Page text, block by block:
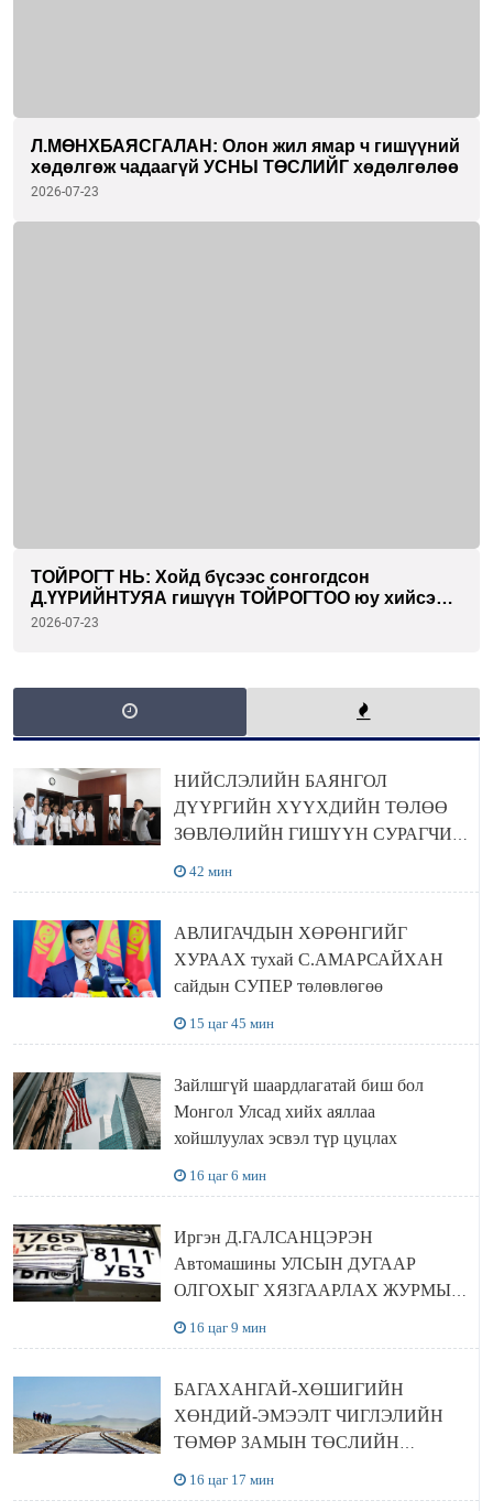
Л.МӨНХБАЯСГАЛАН: Олон жил ямар ч гишүүний
хөдөлгөж чадаагүй УСНЫ ТӨСЛИЙГ хөдөлгөлөө
2026-07-23
ТОЙРОГТ НЬ: Хойд бүсээс сонгогдсон
Д.ҮҮРИЙНТУЯА гишүүн ТОЙРОГТОО юу хийсэн
бэ...
2026-07-23
НИЙСЛЭЛИЙН БАЯНГОЛ
ДҮҮРГИЙН ХҮҮХДИЙН ТӨЛӨӨ
ЗӨВЛӨЛИЙН ГИШҮҮН СУРАГЧИД
42 мин
АВЛИГАЧДЫН ХӨРӨНГИЙГ
ХУРААХ тухай С.АМАРСАЙХАН
сайдын СУПЕР төлөвлөгөө
15 цаг 45 мин
Зайлшгүй шаардлагатай биш бол
Монгол Улсад хийх аяллаа
хойшлуулах эсвэл түр цуцлах
16 цаг 6 мин
Иргэн Д.ГАЛСАНЦЭРЭН
Автомашины УЛСЫН ДУГААР
ОЛГОХЫГ ХЯЗГААРЛАХ ЖУРМЫГ
16 цаг 9 мин
БАГАХАНГАЙ-ХӨШИГИЙН
ХӨНДИЙ-ЭМЭЭЛТ ЧИГЛЭЛИЙН
ТӨМӨР ЗАМЫН ТӨСЛИЙН
16 цаг 17 мин